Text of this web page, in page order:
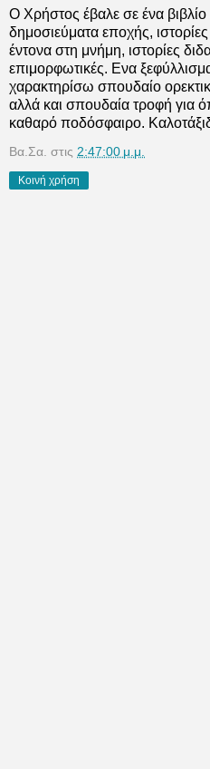
Ο Χρήστος έβαλε σε ένα βιβλίο
δημοσιεύματα εποχής,
έντονα στη μνήμη, ιστορίες
επιμορφωτικές. Ενα
χαρακτηρίσω σπουδαίο
αλλά και σπουδαία τροφή για
καθαρό ποδόσφαιρο.
Βα.Σα. στις 2:47:00 μ.μ.
Κοινή χρήση